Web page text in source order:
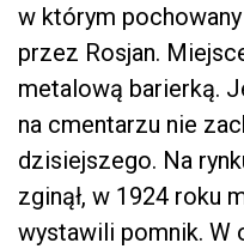
w którym
przez Rosjan.
metalową barierką.
na cmentarzu nie
dzisiejszego. Na
zginął, w 1924 roku
wystawili pomnik. W